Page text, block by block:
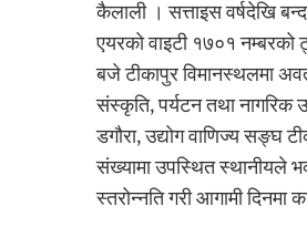
कैलाली । सत्ताइस वर्षदेखि
एयरको वाइटी १७०१ नम्बरको
बजे टीकापुर विमानस्थलमा
संस्कृति, पर्यटन तथा नागरिक
डगौरा, उद्योग वाणिज्य सङ्घ
संख्यामा उपस्थित स्थानीयले
स्तरोन्नति गरी आगामी दिनमा